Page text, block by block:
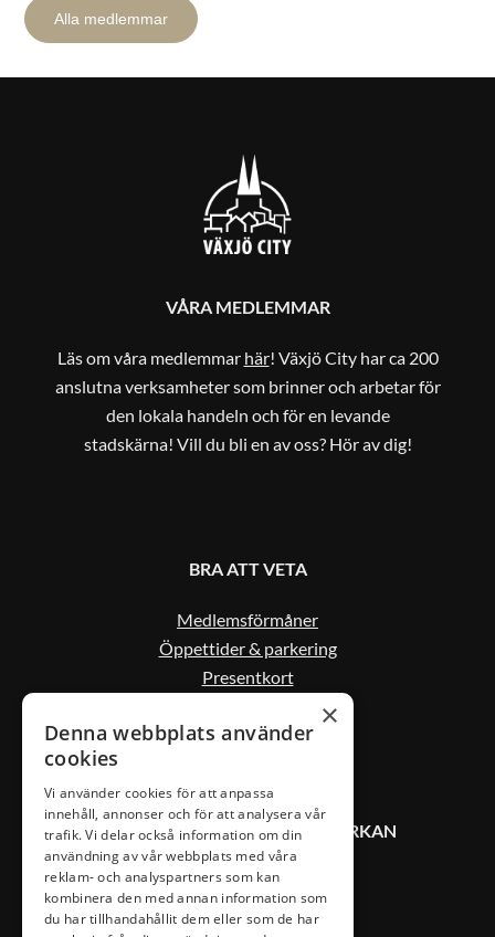
Alla medlemmar
VÅRA MEDLEMMAR
Läs om våra medlemmar här! Växjö City har ca 200
anslutna verksamheter som brinner och arbetar för
den lokala handeln och för en levande
stadskärna! Vill du bli en av oss? Hör av dig!
BRA ATT VETA
Medlemsförmåner
Öppettider & parkering
Presentkort
KONTAKT VÄXJÖ CITYSAMVERKAN
0470-407 00
info@vaxjocity.com
×
Denna webbplats använder
cookies
Vi använder cookies för att anpassa
innehåll, annonser och för att analysera vår
trafik. Vi delar också information om din
användning av vår webbplats med våra
reklam- och analyspartners som kan
kombinera den med annan information som
du har tillhandahållit dem eller som de har